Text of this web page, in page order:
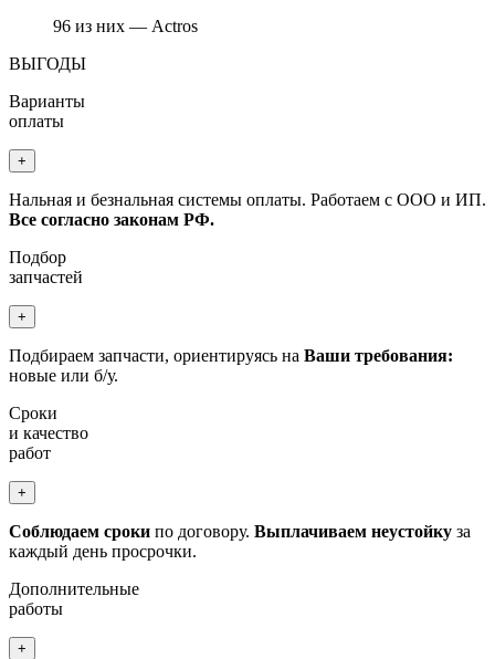
96 из них — Actros
ВЫГОДЫ
Варианты
оплаты
+
Нальная и безнальная системы оплаты. Работаем с ООО и ИП.
Все согласно законам РФ.
Подбор
запчастей
+
Подбираем запчасти, ориентируясь на Ваши требования:
новые или б/у.
Сроки
и качество
работ
+
Соблюдаем сроки по договору. Выплачиваем неустойку за
каждый день просрочки.
Дополнительные
работы
+